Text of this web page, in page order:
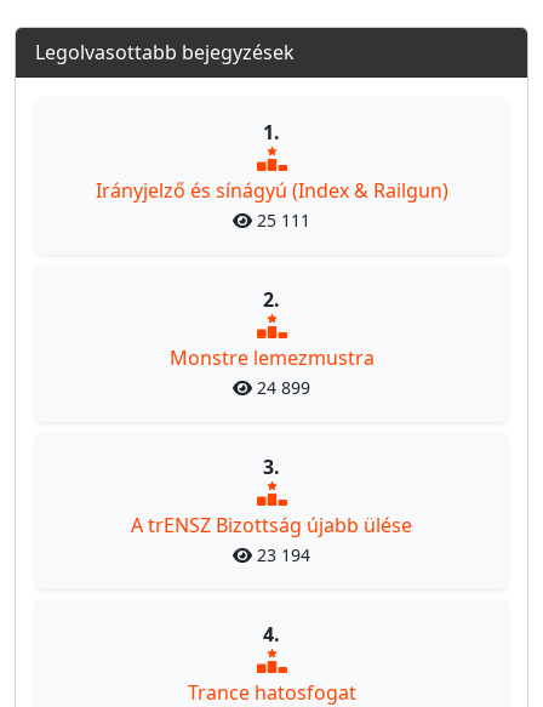
Legolvasottabb bejegyzések
1.
Irányjelző és sínágyú (Index & Railgun)
25 111
2.
Monstre lemezmustra
24 899
3.
A trENSZ Bizottság újabb ülése
23 194
4.
Trance hatosfogat